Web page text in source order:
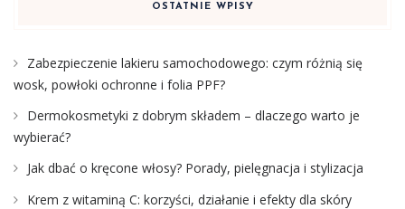
OSTATNIE WPISY
Zabezpieczenie lakieru samochodowego: czym różnią się
wosk, powłoki ochronne i folia PPF?
Dermokosmetyki z dobrym składem – dlaczego warto je
wybierać?
Jak dbać o kręcone włosy? Porady, pielęgnacja i stylizacja
Krem z witaminą C: korzyści, działanie i efekty dla skóry